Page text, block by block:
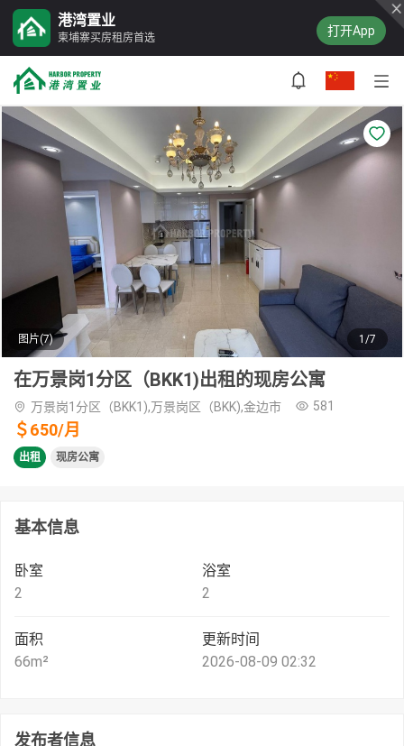
港湾置业
柬埔寨买房租房首选 打开App
图片(7) 1/7
在万景岗1分区（BKK1)出租的现房公寓
万景岗1分区（BKK1),万景岗区（BKK),金边市 581
＄650/月
出租 现房公寓
基本信息
卧室
2
浴室
2
面积
66m²
更新时间
2026-08-09 02:32
发布者信息